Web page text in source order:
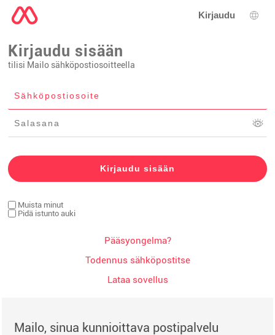
Kirjaudu
Kirjaudu sisään
tilisi Mailo sähköpostiosoitteella
Muista minut
Pidä istunto auki
Pääsyongelma?
Todennus sähköpostitse
Lataa sovellus
Mailo, sinua kunnioittava postipalvelu